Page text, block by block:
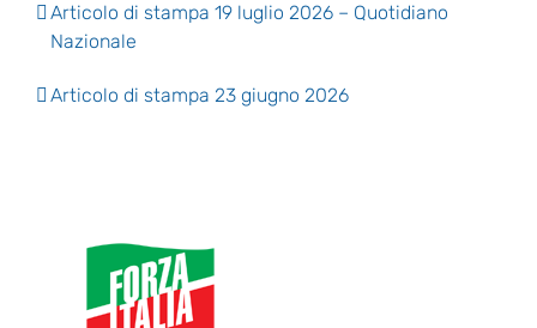
Articolo di stampa 19 luglio 2026 – Quotidiano
Nazionale
Articolo di stampa 23 giugno 2026